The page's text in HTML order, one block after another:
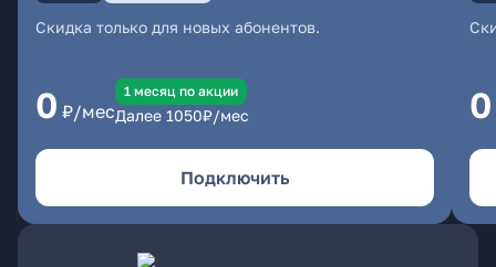
Скидка только для новых абонентов.
0 ₽/мес
1 месяц по акции
Далее 1050₽/мес
Подключить
0